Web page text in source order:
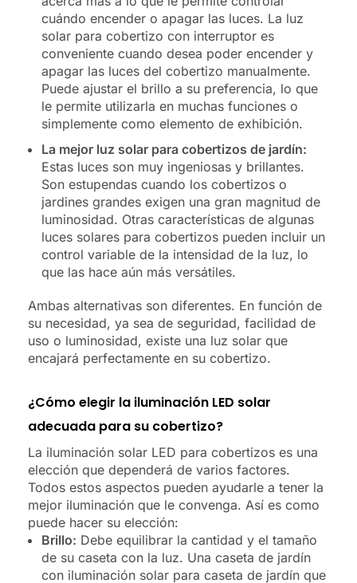
cuándo encender o apagar las luces. La luz
solar para cobertizo con interruptor es
conveniente cuando desea poder encender y
apagar las luces del cobertizo manualmente.
Puede ajustar el brillo a su preferencia, lo que
le permite utilizarla en muchas funciones o
simplemente como elemento de exhibición.
La mejor luz solar para cobertizos de jardín:
Estas luces son muy ingeniosas y brillantes.
Son estupendas cuando los cobertizos o
jardines grandes exigen una gran magnitud de
luminosidad. Otras características de algunas
luces solares para cobertizos pueden incluir un
control variable de la intensidad de la luz, lo
que las hace aún más versátiles.
Ambas alternativas son diferentes. En función de
su necesidad, ya sea de seguridad, facilidad de
uso o luminosidad, existe una luz solar que
encajará perfectamente en su cobertizo.
¿Cómo elegir la iluminación LED solar
adecuada para su cobertizo?
La iluminación solar LED para cobertizos es una
elección que dependerá de varios factores.
Todos estos aspectos pueden ayudarle a tener la
mejor iluminación que le convenga. Así es como
puede hacer su elección:
Brillo: Debe equilibrar la cantidad y el tamaño
de su caseta con la luz. Una caseta de jardín
con iluminación solar para caseta de jardín que